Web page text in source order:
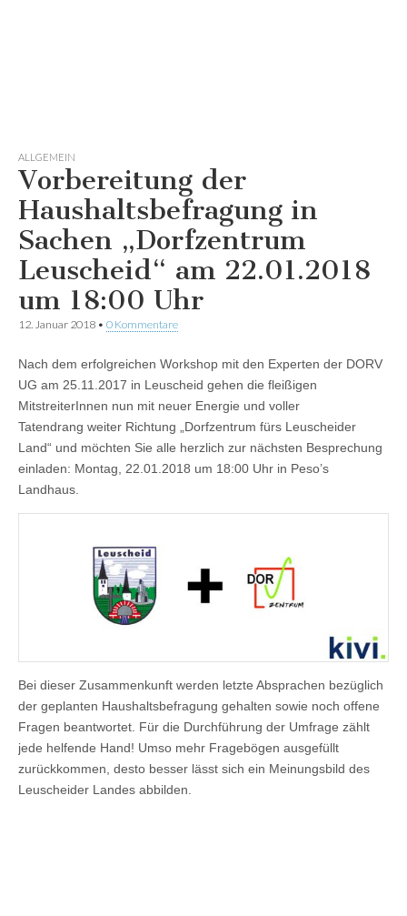
ALLGEMEIN
Vorbereitung der
Haushaltsbefragung in
Sachen „Dorfzentrum
Leuscheid“ am 22.01.2018
um 18:00 Uhr
12. Januar 2018 • 0 Kommentare
Nach dem erfolgreichen Workshop mit den Experten der DORV
UG am 25.11.2017 in Leuscheid gehen die fleißigen
MitstreiterInnen nun mit neuer Energie und voller
Tatendrang weiter Richtung „Dorfzentrum fürs Leuscheider
Land“ und möchten Sie alle herzlich zur nächsten Besprechung
einladen: Montag, 22.01.2018 um 18:00 Uhr in Peso’s
Landhaus.
Bei dieser Zusammenkunft werden letzte Absprachen bezüglich
der geplanten Haushaltsbefragung gehalten sowie noch offene
Fragen beantwortet. Für die Durchführung der Umfrage zählt
jede helfende Hand! Umso mehr Fragebögen ausgefüllt
zurückkommen, desto besser lässt sich ein Meinungsbild des
Leuscheider Landes abbilden.